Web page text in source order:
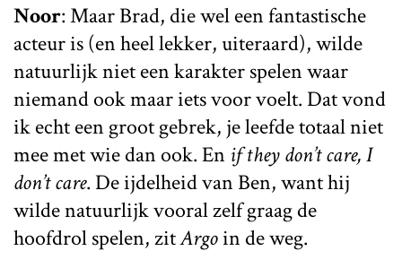
Noor: Maar Brad, die wel een fantastische
acteur is (en heel lekker, uiteraard), wilde
natuurlijk niet een karakter spelen waar
niemand ook maar iets voor voelt. Dat vond
ik echt een groot gebrek, je leefde totaal niet
mee met wie dan ook. En if they don’t care, I
don’t care. De ijdelheid van Ben, want hij
wilde natuurlijk vooral zelf graag de
hoofdrol spelen, zitArgoin de weg.